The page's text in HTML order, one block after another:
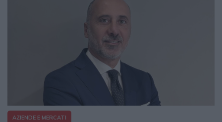
AZIENDE E MERCATI